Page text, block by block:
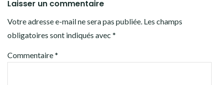
Laisser un commentaire
Votre adresse e-mail ne sera pas publiée. Les champs
obligatoires sont indiqués avec *
Commentaire*